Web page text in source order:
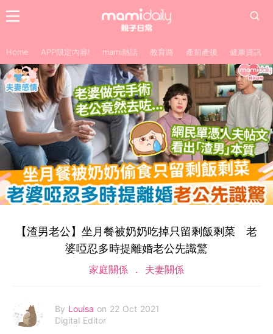
Home APP限定內容! mami熱話 教育路 產前產後 健康資訊
【渣男老公】坐月餐被奶奶吃掉只留剩飯剩菜 老
婆啞忍多時提離婚老公先識驚
家庭關係 夫妻關係
By Louisa on 22 Oct 2021
Digital Editor